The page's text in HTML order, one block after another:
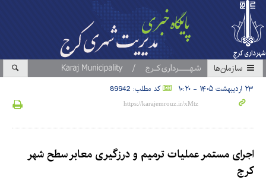
سازمان‎ها
۲۳ اردیبهشت ۱۴۰۵ - ۱۰:۲۰ کد مطلب: 89942
اجرای مستمر عملیات ترمیم و درزگیری معابر سطح شهر
کرج